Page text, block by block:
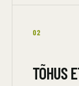
02
TÕHUS